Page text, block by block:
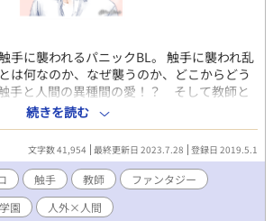
手に襲われるパニックBL。 触手に襲われ乱
は何なのか、なぜ襲うのか、どこからどう
手と人間の異種間の愛！？ そして教師と
は？ 人間と謎の触手が激しい闘いを繰り広
高校教師 二十六歳/ 西島 高校一年生 十六歳/
医/マッドサイエンティスト 全４９話。エブ
ルファポリス版は書き増し推敲版です。
ど頓挫したので、途中からもう、そのまま
い始めました。2023年でもやっぱり推敲し
表紙絵：niseo様 写男子メーカー
続きを読む
文字数 41,954 最終更新日 2023.7.28 登録日 2019.5.1
触手 教師
ファンタジー
学園 人外×人間